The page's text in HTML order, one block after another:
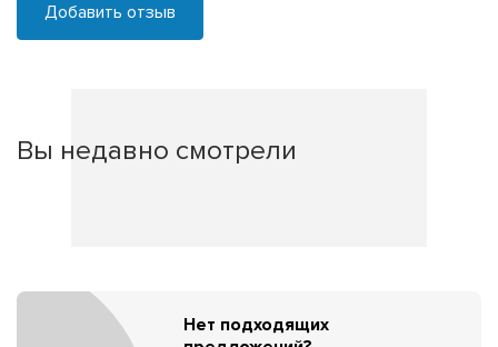
Добавить отзыв
Вы недавно смотрели
Нет подходящих